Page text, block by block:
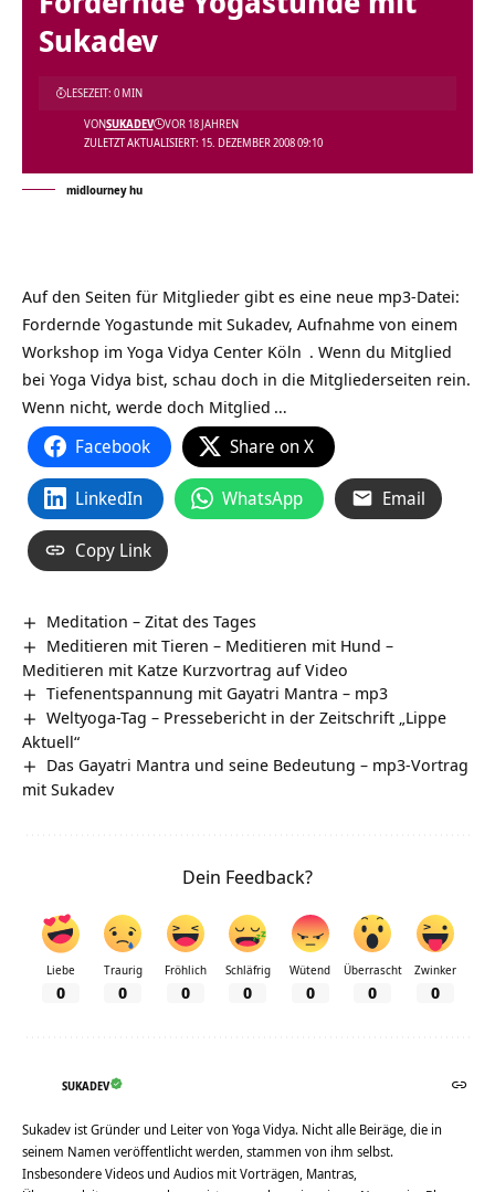
Sukadev
ZULETZT AKTUALISIERT: 15. DEZEMBER 2008 09:10
VONSUKADEV VOR 18 JAHREN
LESEZEIT: 0 MIN
midlourney hu
Auf den Seiten für Mitglieder gibt es eine neue mp3-Datei:
Fordernde Yogastunde mit Sukadev, Aufnahme von einem
Workshop im Yoga Vidya Center Köln . Wenn du Mitglied
bei Yoga Vidya bist, schau doch in die Mitgliederseiten rein.
Wenn nicht, werde doch Mitglied …
Facebook Share on X
LinkedIn WhatsApp Email
Copy Link
Meditation – Zitat des Tages
Meditieren mit Tieren – Meditieren mit Hund –
Meditieren mit Katze Kurzvortrag auf Video
Tiefenentspannung mit Gayatri Mantra – mp3
Weltyoga-Tag – Pressebericht in der Zeitschrift „Lippe
Aktuell“
Das Gayatri Mantra und seine Bedeutung – mp3-Vortrag
mit Sukadev
Dein Feedback?
Liebe
0
Traurig
0
Fröhlich
0
Schläfrig
0
Wütend
0
Überrascht
0
Zwinker
0
SUKADEV
Sukadev ist Gründer und Leiter von Yoga Vidya. Nicht alle Beiräge, die in
seinem Namen veröffentlicht werden, stammen von ihm selbst.
Insbesondere Videos und Audios mit Vorträgen, Mantras,